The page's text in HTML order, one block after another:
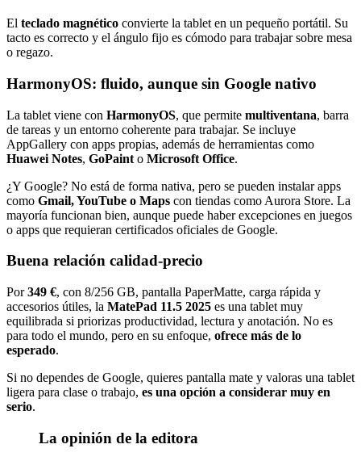
El teclado magnético convierte la tablet en un pequeño portátil. Su
tacto es correcto y el ángulo fijo es cómodo para trabajar sobre mesa
o regazo.
HarmonyOS: fluido, aunque sin Google nativo
La tablet viene con HarmonyOS, que permite multiventana, barra
de tareas y un entorno coherente para trabajar. Se incluye
AppGallery con apps propias, además de herramientas como
Huawei Notes, GoPaint o Microsoft Office.
¿Y Google? No está de forma nativa, pero se pueden instalar apps
como Gmail, YouTube o Maps con tiendas como Aurora Store. La
mayoría funcionan bien, aunque puede haber excepciones en juegos
o apps que requieran certificados oficiales de Google.
Buena relación calidad‑precio
Por349 €, con 8/256 GB, pantalla PaperMatte, carga rápida y
accesorios útiles, la MatePad 11.5 2025 es una tablet muy
equilibrada si priorizas productividad, lectura y anotación. No es
para todo el mundo, pero en su enfoque, ofrece más de lo
esperado.
Si no dependes de Google, quieres pantalla mate y valoras una tablet
ligera para clase o trabajo, es una opción a considerar muy en
serio.
La opinión de la editora